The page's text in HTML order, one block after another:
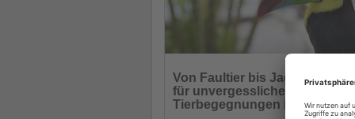
Sie
die
Nachrichten
Von Faultier bis Jaguar: Acht
für unvergessliche
Tierbegegnungen in Costa